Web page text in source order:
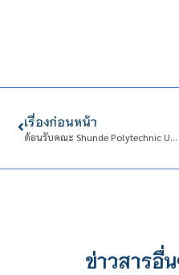
เรื่องก่อนหน้า
ต้อนรับคณะ Shunde Polytechnic University และ Midea Group
ข่าวสารอื่